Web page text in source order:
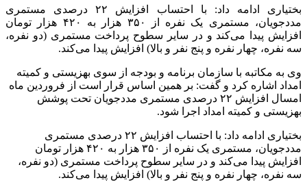
بختیاری ادامه داد: با احتساب افزایش ۲۲ درصدی مستمری
مددجویان، مستمری یک نفره از ۳۵۰ هزار به ۴۲۰ هزار تومان
افزایش پیدا می‌کند و در سایر سطوح پرداخت مستمری (دو نفره،
سه نفره، چهار نفره و پنج نفر و بالا) افزایش پیدا می‌کند.
وی به مکاتبه با سازمان برنامه و بودجه از سوی بهزیستی و کمیته
امداد اشاره کرد و گفت: بر همین اساس قرار است از فروردین ماه
امسال افزایش ۲۲ درصدی مستمری مددجویان تحت پوشش
بهزیستی و کمیته امداد اجرا شود.
بختیاری ادامه داد: با احتساب افزایش ۲۲ درصدی مستمری
مددجویان، مستمری یک نفره از ۳۵۰ هزار به ۴۲۰ هزار تومان
افزایش پیدا می‌کند و در سایر سطوح پرداخت مستمری (دو نفره،
سه نفره، چهار نفره و پنج نفر و بالا) افزایش پیدا می‌کند.